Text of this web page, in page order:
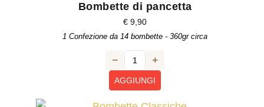
Bombette di pancetta
€ 9,90
1 Confezione da 14 bombette - 360gr circa
− +
AGGIUNGI